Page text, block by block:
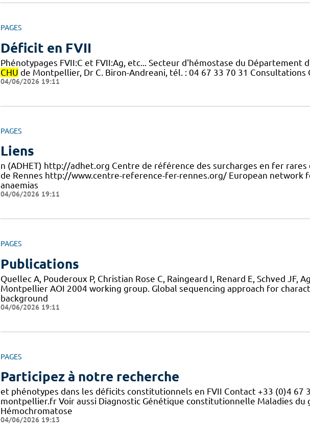
PAGES
Déficit en FVII
Phénotypages FVII:C et FVII:Ag, etc... Secteur d'hémostase du Département
CHU de Montpellier, Dr C. Biron-Andreani, tél. : 04 67 33 70 31
04/06/2026 19:11
PAGES
Liens
n (ADHET) http://adhet.org Centre de référence des surcharges en fer
de Rennes http://www.centre-reference-fer-rennes.org/ European network
anaemias
04/06/2026 19:11
PAGES
Publications
Quellec A, Pouderoux P, Christian Rose C, Raingeard I, Renard E, Schved JF,
Montpellier AOI 2004 working group. Global sequencing approach for
background
04/06/2026 19:11
PAGES
Participez à notre recherche
et phénotypes dans les déficits constitutionnels en FVII Contact +33 (0)4 67
montpellier.fr Voir aussi Diagnostic Génétique constitutionnelle Maladies du
Hémochromatose
04/06/2026 19:13